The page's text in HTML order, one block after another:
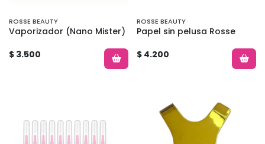
ROSSE BEAUTY
Vaporizador (Nano Mister)
$ 3.500
ROSSE BEAUTY
Papel sin pelusa Rosse
$ 4.200